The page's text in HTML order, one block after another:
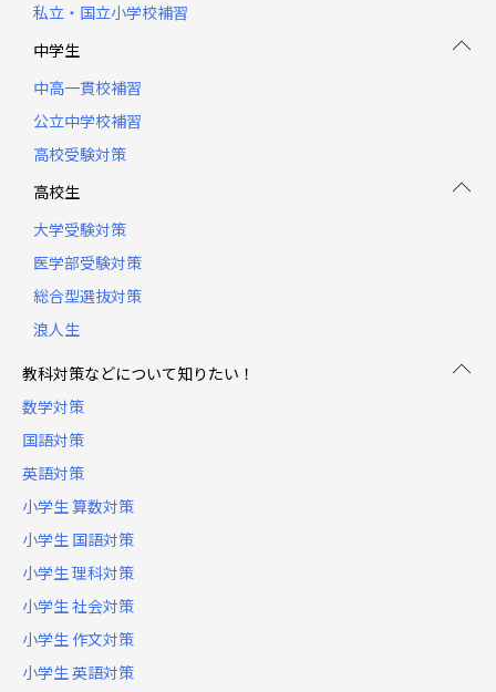
私立・国立小学校補習
中学生
中高一貫校補習
公立中学校補習
高校受験対策
高校生
大学受験対策
医学部受験対策
総合型選抜対策
浪人生
教科対策などについて知りたい！
数学対策
国語対策
英語対策
小学生 算数対策
小学生 国語対策
小学生 理科対策
小学生 社会対策
小学生 作文対策
小学生 英語対策